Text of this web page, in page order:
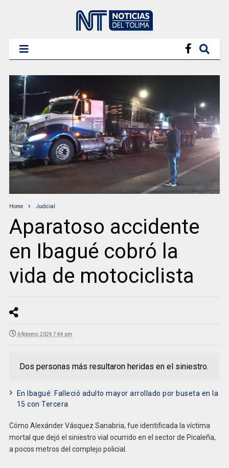
Home Judicial
Aparatoso accidente
en Ibagué cobró la
vida de motociclista
6 febrero, 2024 7:44 pm
Dos personas más resultaron heridas en el siniestro.
En Ibagué: Falleció adulto mayor arrollado por buseta en la
15 con Tercera
Cómo Alexánder Vásquez Sanabria, fue identificada la víctima
mortal que dejó el siniestro vial ocurrido en el sector de Picaleña,
a pocos metros del complejo policial.